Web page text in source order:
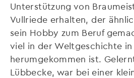
Unterstützung von
Vullriede erhalten, der
sein Hobby zum Beruf
viel in der Weltgeschichte in
herumgekommen ist.
Lübbecke, war bei einer